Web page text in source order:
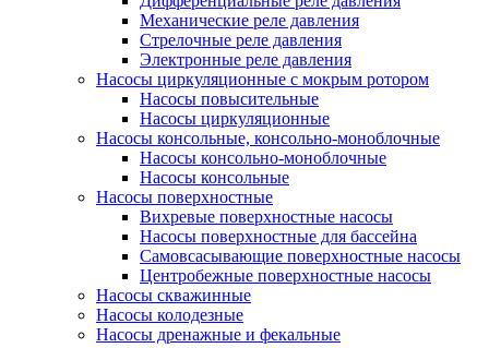
Механические реле давления
Стрелочные реле давления
Электронные реле давления
Насосы циркуляционные с мокрым ротором
Насосы повысительные
Насосы циркуляционные
Насосы консольные, консольно-моноблочные
Насосы консольно-моноблочные
Насосы консольные
Насосы поверхностные
Вихревые поверхностные насосы
Насосы поверхностные для бассейна
Самовсасывающие поверхностные насосы
Центробежные поверхностные насосы
Насосы скважинные
Насосы колодезные
Насосы дренажные и фекальные